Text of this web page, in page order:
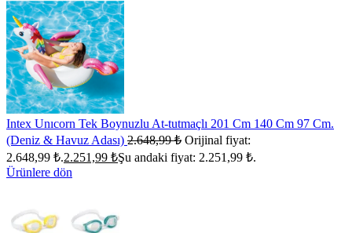
Intex Unıcorn Tek Boynuzlu At-tutmaçlı 201 Cm 140 Cm 97 Cm.
(Deniz & Havuz Adası) 2.648,99₺ Orijinal fiyat:
2.648,99 ₺.2.251,99 ₺Şu andaki fiyat: 2.251,99 ₺.
Ürünlere dön